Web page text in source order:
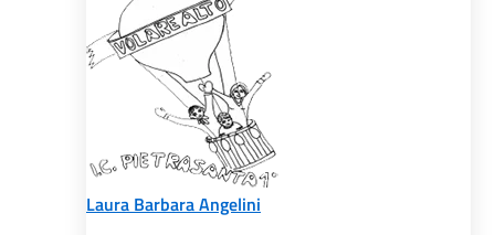
Laura Barbara Angelini